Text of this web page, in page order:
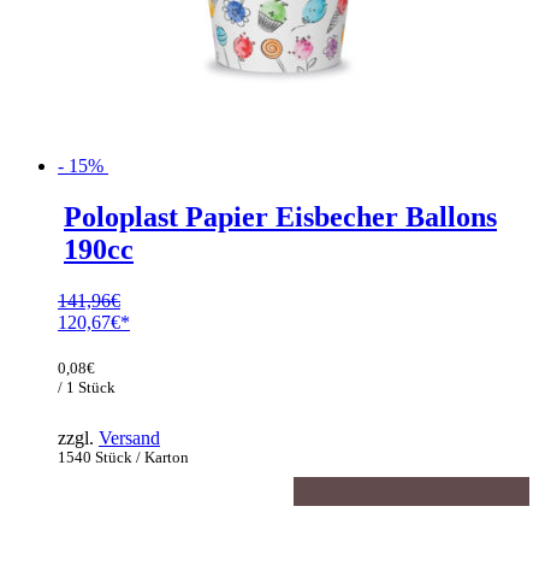
- 15%
Poloplast Papier Eisbecher Ballons
190cc
141,96€
Ursprünglicher
war:
141,96€
120,67€
Preis
ist:
1540 Stück / Karton
0,08€
/ 1 Stück
zzgl. Versand